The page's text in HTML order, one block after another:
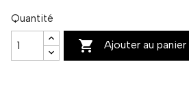
Quantité
 Ajouter au panier